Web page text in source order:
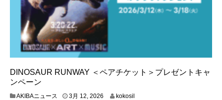
DINOSAUR RUNWAY ＜ペアチケット＞プレゼントキャ
ンペーン
AKIBAニュース 3月 12, 2026 kokosil